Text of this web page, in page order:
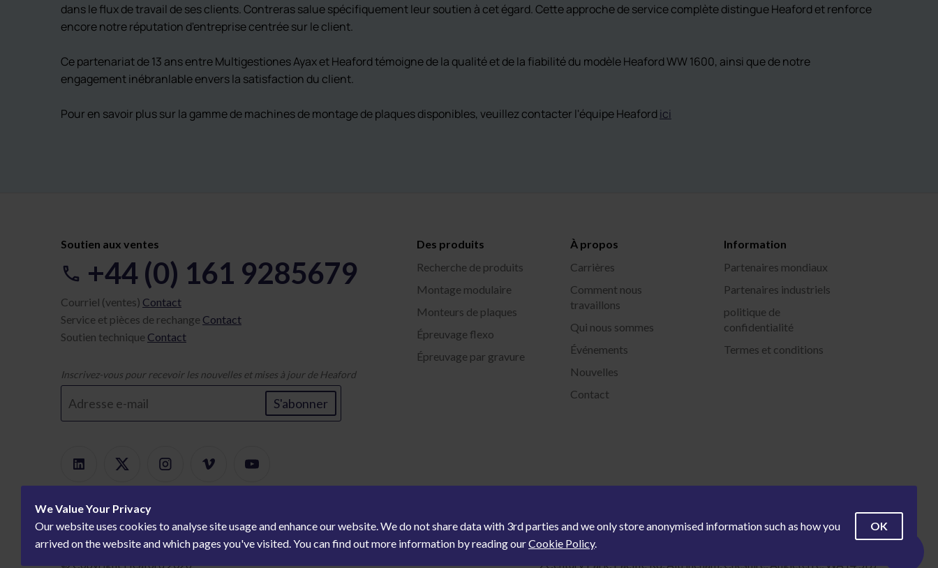
dans le flux de travail de ses clients. Contreras salue spécifiquement leur soutien à cet égard. Cette approche de service complète distingue Heaford et renforce
encore notre réputation d'entreprise centrée sur le client.
Ce partenariat de 13 ans entre Multigestiones Ayax et Heaford témoigne de la qualité et de la fiabilité du modèle Heaford WW 1600, ainsi que de notre
engagement inébranlable envers la satisfaction du client.
Pour en savoir plus sur la gamme de machines de montage de plaques disponibles, veuillez contacter l'équipe Heafordici
Soutien aux ventes
+44 (0) 161 9285679
Courriel (ventes) Contact
Service et pièces de rechange Contact
Soutien technique Contact
Inscrivez-vous pour recevoir les nouvelles et mises à jour de Heaford
S'abonner
Des produits
Recherche de produits
Montage modulaire
Monteurs de plaques
Épreuvage flexo
Épreuvage par gravure
À propos
Carrières
Comment nous
travaillons
Qui nous sommes
Événements
Nouvelles
Contact
Information
Partenaires mondiaux
Partenaires industriels
politique de
confidentialité
Termes et conditions
© Copyright Heaford 2026 9 Century Park, Pacific Rd, Altrincham, Cheshire, Angleterre, WA14 5BJ
OK
We Value Your Privacy
Our website uses cookies to analyse site usage and enhance our website. We do not share data with 3rd parties and we only store anonymised information such as how you
arrived on the website and which pages you've visited. You can find out more information by reading ourCookie Policy.